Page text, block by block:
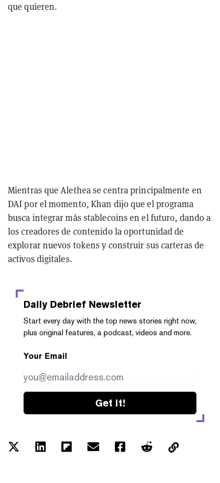
que quieren.
Mientras que Alethea se centra principalmente en
DAI por el momento, Khan dijo que el programa
busca integrar más stablecoins en el futuro, dando a
los creadores de contenido la oportunidad de
explorar nuevos tokens y construir sus carteras de
activos digitales.
Daily Debrief Newsletter
Start every day with the top news stories right now,
plus original features, a podcast, videos and more.
Your Email
Get it!